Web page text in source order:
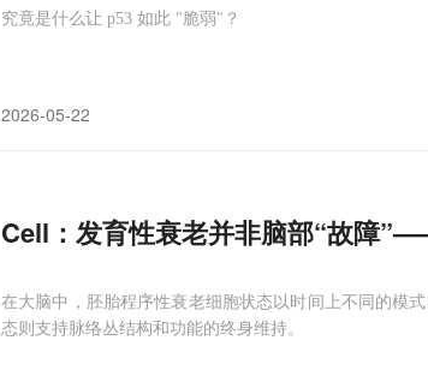
究竟是什么让 p53 如此 "脆弱"？
2026-05-22
Cell：发育性衰老并非脑部“故障
在大脑中，胚胎程序性衰老细胞状态以时间上不同的
态则支持脉络丛结构和功能的终身维持。